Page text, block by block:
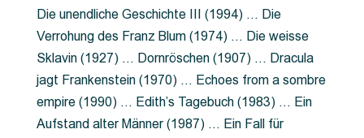
Die unendliche Geschichte III (1994) … Die
Verrohung des Franz Blum (1974) … Die weisse
Sklavin (1927) … Dornröschen (1907) … Dracula
jagt Frankenstein (1970) … Echoes from a sombre
empire (1990) … Edith’s Tagebuch (1983) … Ein
Aufstand alter Männer (1987) … Ein Fall für